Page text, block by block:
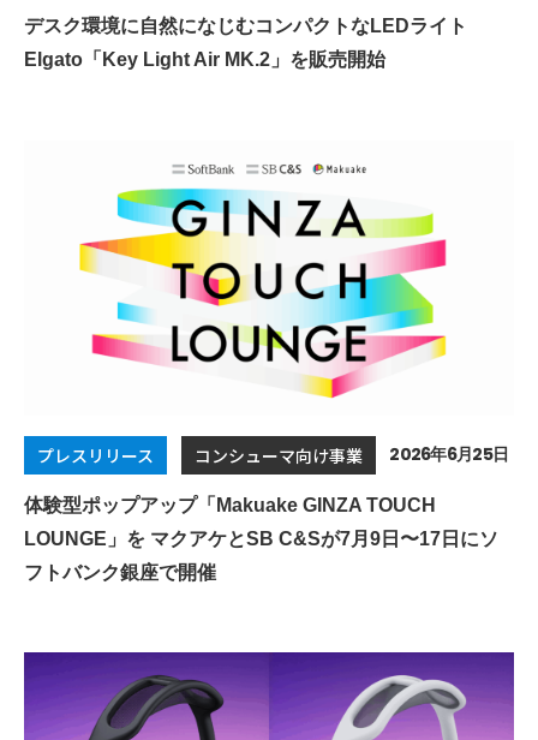
デスク環境に自然になじむコンパクトなLEDライト
Elgato「Key Light Air MK.2」を販売開始
プレスリリース コンシューマ向け事業 2026年6月25日
体験型ポップアップ「Makuake GINZA TOUCH
LOUNGE」を マクアケとSB C&Sが7月9日〜17日にソ
フトバンク銀座で開催